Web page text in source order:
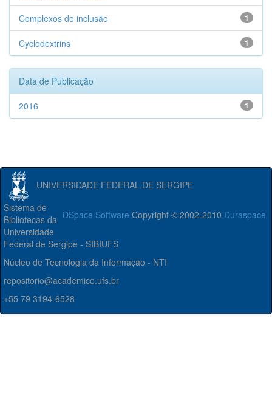
1
Complexos de inclusão
1
Cyclodextrins
Data de Publicação
1
2016
UNIVERSIDADE FEDERAL DE SERGIPE
DSpace Software Copyright © 2002-2010 Duraspace
Sistema de
Bibliotecas da
Universidade
Federal de Sergipe - SIBIUFS
Núcleo de Tecnologia da Informação - NTI
repositorio@academico.ufs.br
+55 79 3194-6528